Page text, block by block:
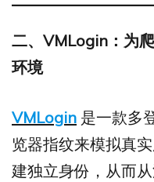
二、VMLogin ：为
环境
VMLogin 是一款多
览器指纹来模拟真
建独立身份，从而